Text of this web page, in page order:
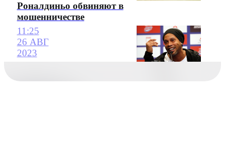
Роналдиньо обвиняют в
мошенничестве
11:25
26 АВГ
2023